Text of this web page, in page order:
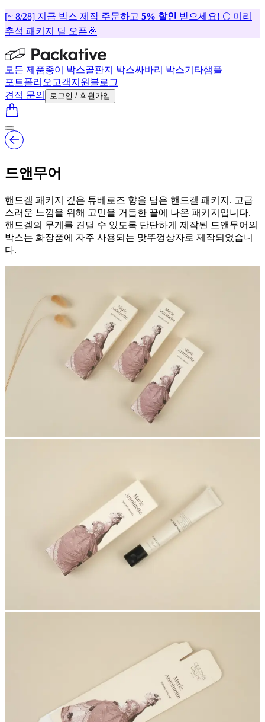
[~ 8/28] 지금 박스 제작 주문하고 5% 할인 받으세요! 🌕 미리
추석 패키지 딜 오픈🎉
모든 제품종이 박스골판지 박스싸바리 박스기타샘플
포트폴리오 고객지원 블로그
견적 문의
로그인 / 회원가입
드앤무어
핸드겔 패키지 깊은 튜베로즈 향을 담은 핸드겔 패키지. 고급
스러운 느낌을 위해 고민을 거듭한 끝에 나온 패키지입니다.
핸드겔의 무게를 견딜 수 있도록 단단하게 제작된 드앤무어의
박스는 화장품에 자주 사용되는 맞뚜껑상자로 제작되었습니
다.